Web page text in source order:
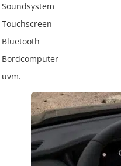
Soundsystem
Touchscreen
Bluetooth
Bordcomputer
uvm.